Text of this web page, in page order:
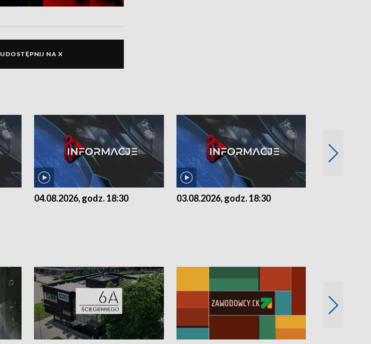
UDOSTĘPNIJ NA X
04.08.2026, godz. 18:30 03.08.2026, godz. 18:30